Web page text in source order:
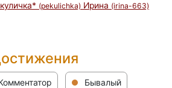
(pekulichka) Ирина (irina-663)
Бывалый